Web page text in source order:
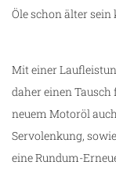
Öle schon älter sein
Mit einer
daher einen
neuem Motoröl
Servolenkung,
eine Rundum-